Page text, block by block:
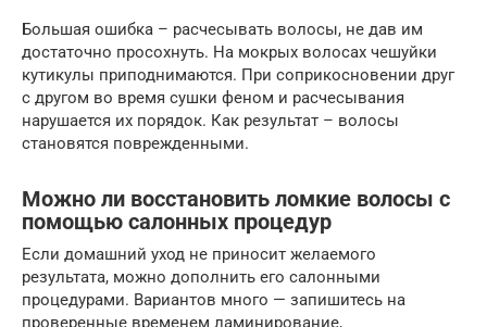
Большая ошибка – расчесывать волосы, не дав им
достаточно просохнуть. На мокрых волосах чешуйки
кутикулы приподнимаются. При соприкосновении друг
с другом во время сушки феном и расчесывания
нарушается их порядок. Как результат – волосы
становятся поврежденными.
Можно ли восстановить ломкие волосы с
помощью салонных процедур
Если домашний уход не приносит желаемого
результата, можно дополнить его салонными
процедурами. Вариантов много — запишитесь на